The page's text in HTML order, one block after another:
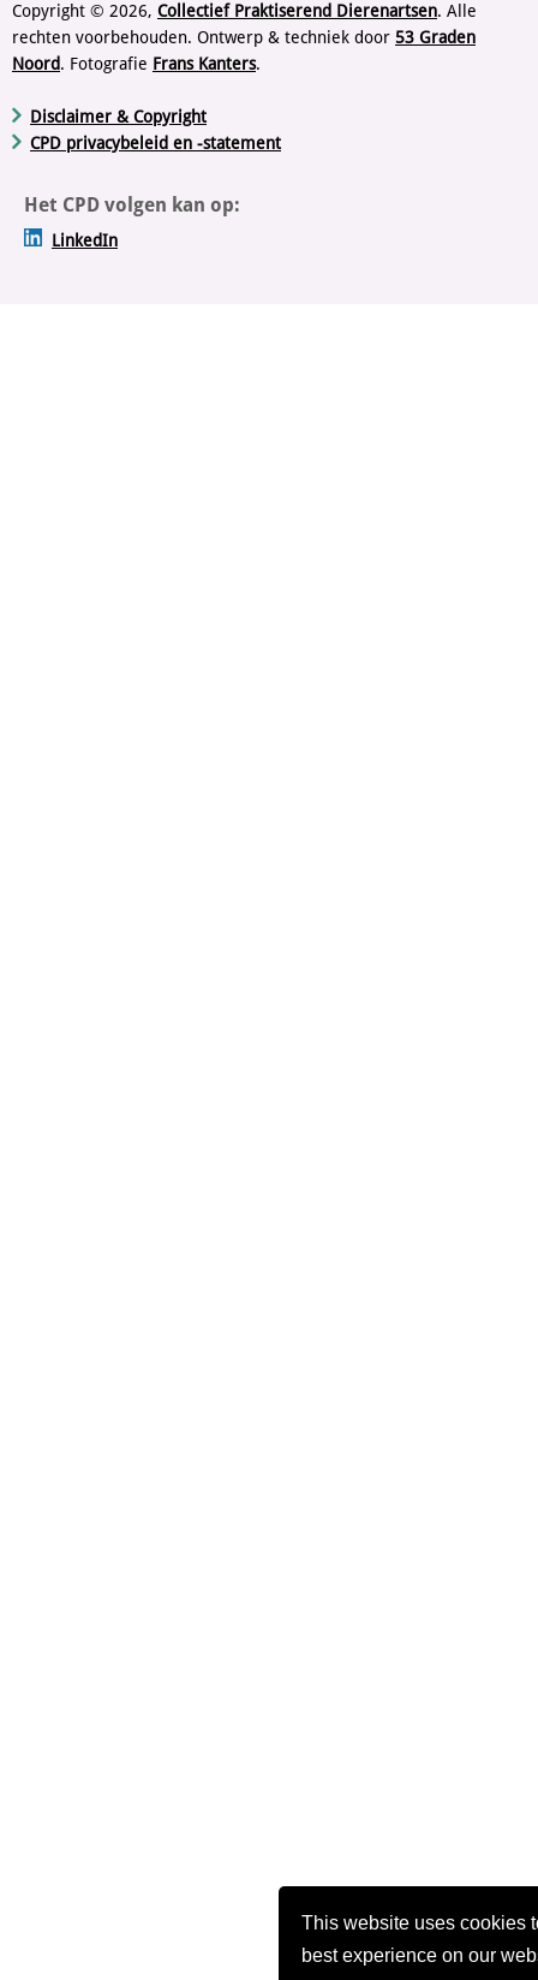
This website uses cookies
best experience on our
Copyright © 2026, Collectief Praktiserend Dierenartsen. Alle
rechten voorbehouden. Ontwerp & techniek door 53 Graden
Noord. Fotografie Frans Kanters.
Disclaimer & Copyright
CPD privacybeleid en -statement
Het CPD volgen kan op:
LinkedIn